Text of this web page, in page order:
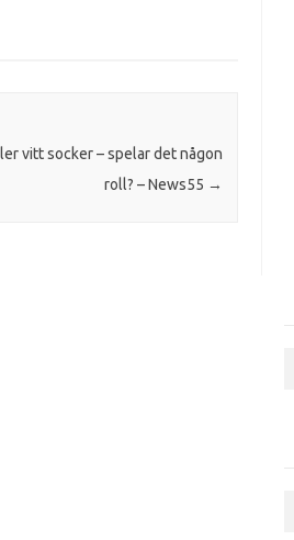
vitt socker – spelar det någon
roll? – News55 →